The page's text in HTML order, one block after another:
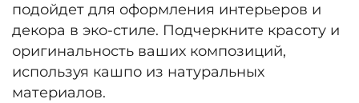
подойдет для оформления интерьеров и
декора в эко-стиле. Подчеркните красоту и
оригинальность ваших композиций,
используя кашпо из натуральных
материалов.